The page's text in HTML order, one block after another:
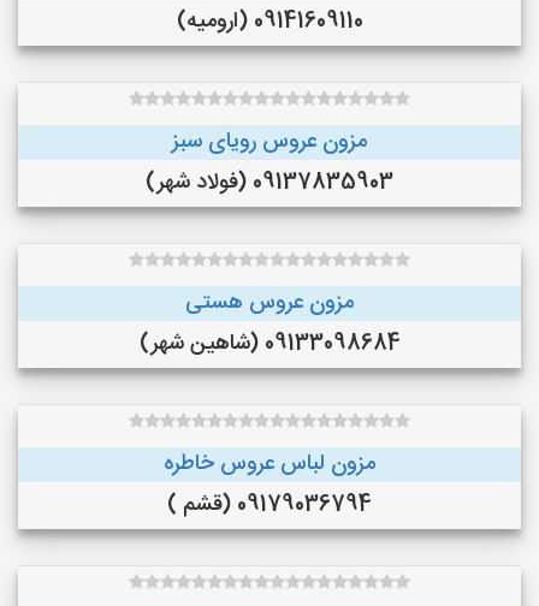
09141609110 (ارومیه)
مزون عروس رویای سبز
09137835903 (فولاد شهر)
مزون عروس هستی
09133098684 (شاهین شهر)
مزون لباس عروس خاطره
09179036794 (قشم )